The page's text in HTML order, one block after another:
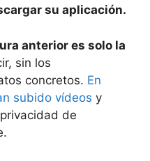
su aplicación.
anterior es solo la
sin los
concretos. En
subido vídeos y
de